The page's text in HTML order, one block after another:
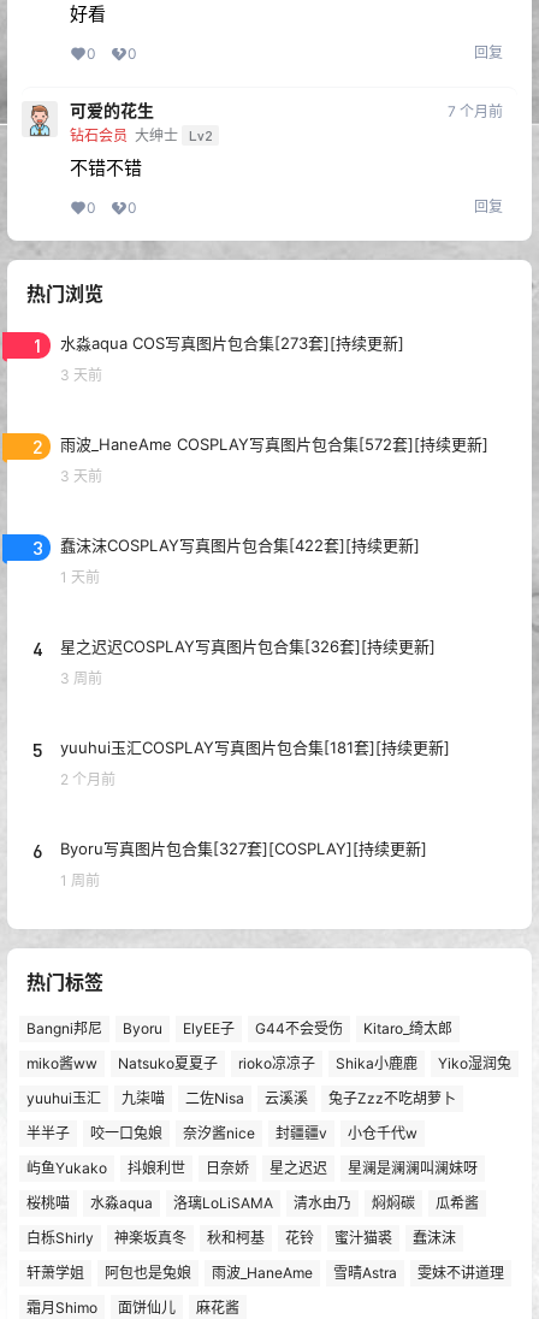
好看
0 0 回复
可爱的花生
钻石会员 大绅士 Lv2
7 个月前
不错不错
0 0 回复
热门浏览
1 水淼aqua COS写真图片包合集[273套][持续更新]
3 天前
2 雨波_HaneAme COSPLAY写真图片包合集[572套][持续更新]
3 天前
3 蠢沫沫COSPLAY写真图片包合集[422套][持续更新]
1 天前
4 星之迟迟COSPLAY写真图片包合集[326套][持续更新]
3 周前
5 yuuhui玉汇COSPLAY写真图片包合集[181套][持续更新]
2 个月前
6 Byoru写真图片包合集[327套][COSPLAY][持续更新]
1 周前
热门标签
Bangni邦尼 Byoru ElyEE子 G44不会受伤
Kitaro_绮太郎
miko酱ww
Natsuko夏夏子 rioko凉凉子 Shika小鹿鹿
Yiko湿润兔
yuuhui玉汇
九柒喵 二佐Nisa 云溪溪
兔子Zzz不吃胡萝卜
半半子
咬一口兔娘 奈汐酱nice 封疆疆v
小仓千代w
屿鱼Yukako
抖娘利世 日奈娇 星之迟迟
星澜是澜澜叫澜妹呀
桜桃喵
水淼aqua 洛璃LoLiSAMA 清水由乃 焖焖碳
瓜希酱
白栎Shirly
神楽坂真冬 秋和柯基 花铃 蜜汁猫裘
蠢沫沫
轩萧学姐
阿包也是兔娘 雨波_HaneAme 雪晴Astra
雯妹不讲道理
霜月Shimo
面饼仙儿 麻花酱